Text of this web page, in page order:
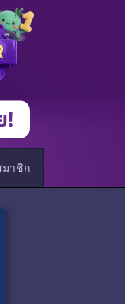
มาชิก